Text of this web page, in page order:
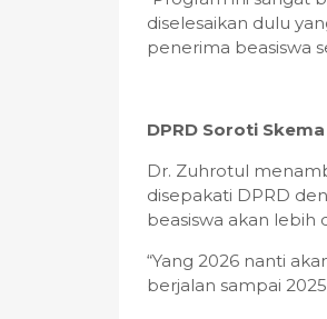
diselesaikan dulu
penerima beasiswa
DPRD Soroti
Dr. Zuhrotul
disepakati DPRD
beasiswa akan lebih
“Yang 2026 nanti
berjalan sampai